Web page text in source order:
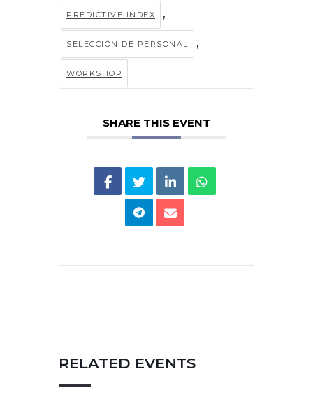
PREDICTIVE INDEX ,
SELECCIÓN DE PERSONAL ,
WORKSHOP
SHARE THIS EVENT
RELATED EVENTS